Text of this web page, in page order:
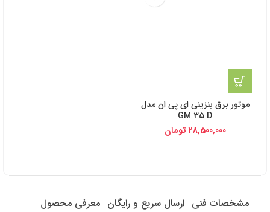
موتور برق بنزینی ای پی ان مدل
GM 35 D
28,500,000 تومان
مشخصات فنی ارسال سریع و رایگان معرفی محصول